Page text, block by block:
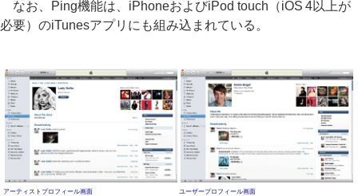
なお、Ping機能は、iPhoneおよびiPod touch（iOS 4以上が
必要）のiTunesアプリにも組み込まれている。
アーティストプロフィール画面 ユーザープロフィール画面